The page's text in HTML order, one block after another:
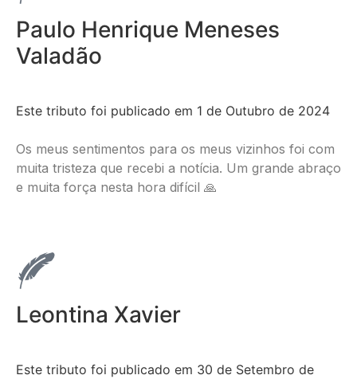
Paulo Henrique Meneses
Valadão
Este tributo foi publicado em 1 de Outubro de 2024
Os meus sentimentos para os meus vizinhos foi com
muita tristeza que recebi a notícia. Um grande abraço
e muita força nesta hora difícil 🙏
Leontina Xavier
Este tributo foi publicado em 30 de Setembro de